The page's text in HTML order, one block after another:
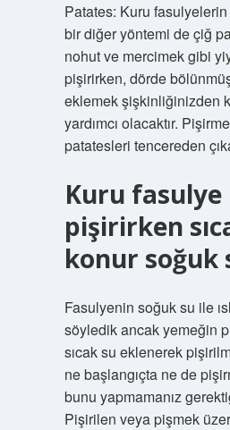
Patates: Kuru fasulyelerin
bir diğer yöntemi de çiğ
nohut ve mercimek gibi
pişirirken, dörde
eklemek şişkinliğinizden
yardımcı olacaktır.
patatesleri tencereden
Kuru fasulye
pişirirken
konur soğuk
Fasulyenin soğuk su ile
söyledik ancak yemeğin
sıcak su eklenerek
ne başlangıçta ne de
bunu yapmamanız
Pişirilen veya pişmek